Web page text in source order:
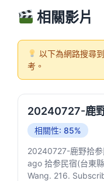
相關影片
以下為網路搜尋
考。
20240727-鹿
相關性: 85%
20240727-鹿野拾
ago 拾参民宿(台東
Wang. 216.